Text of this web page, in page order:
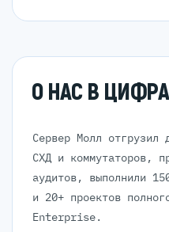
О НАС В
Сервер Молл отгрузил
СХД и коммутаторов,
аудитов, выполнили
и 20+ проектов
Enterprise.